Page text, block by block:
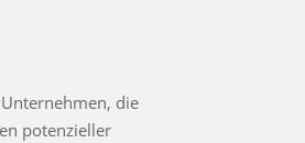
die
potenzieller